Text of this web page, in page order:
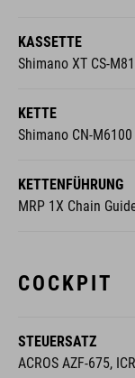
KASSETTE
Shimano XT CS-
KETTE
Shimano CN-M6100
KETTENFÜHRUNG
MRP 1X Chain
COCKPIT
STEUERSATZ
ACROS AZF-675,